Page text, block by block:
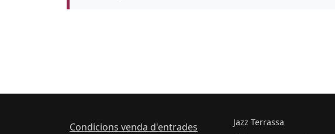
Condicions venda d'entrades Jazz Terrassa